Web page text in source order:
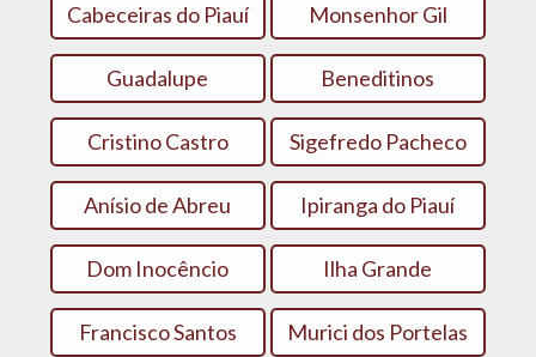
Cabeceiras do Piauí Monsenhor Gil
Guadalupe Beneditinos
Cristino Castro Sigefredo Pacheco
Anísio de Abreu Ipiranga do Piauí
Dom Inocêncio Ilha Grande
Francisco Santos Murici dos Portelas